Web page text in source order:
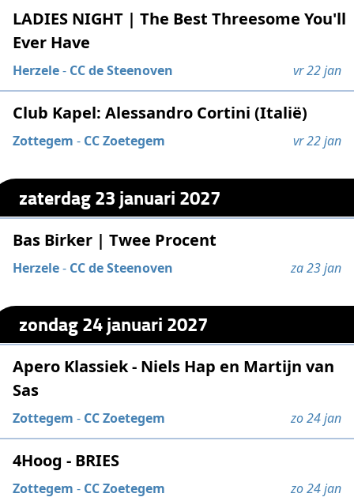
LADIES NIGHT | The Best Threesome You'll
Ever Have
Herzele- CC de Steenoven vr 22 jan
Club Kapel: Alessandro Cortini (Italië)
Zottegem - CC Zoetegem vr 22 jan
zaterdag 23 januari 2027
Bas Birker | Twee Procent
Herzele- CC de Steenoven za 23 jan
zondag 24 januari 2027
Apero Klassiek - Niels Hap en Martijn van
Sas
Zottegem - CC Zoetegem zo 24 jan
4Hoog - BRIES
Zottegem - CC Zoetegem zo 24 jan